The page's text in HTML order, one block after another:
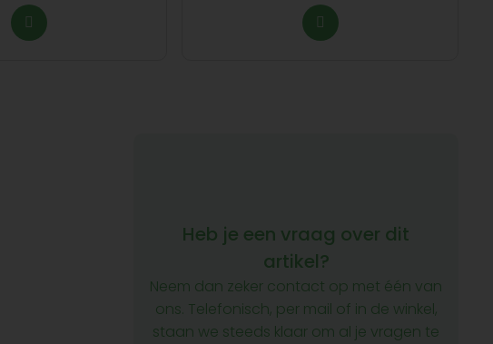
Heb je een vraag over dit
artikel?
Neem dan zeker contact op met één van
ons. Telefonisch, per mail of in de winkel,
staan we steeds klaar om al je vragen te